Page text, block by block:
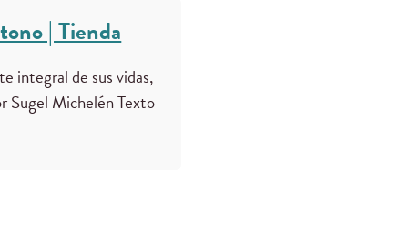
| Tienda
integral de sus vidas,
Sugel Michelén Texto